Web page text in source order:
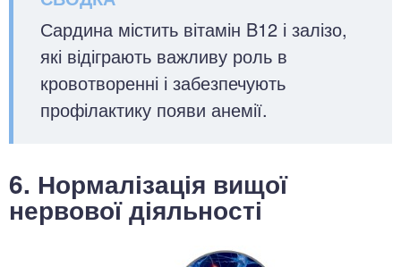
Сардина містить вітамін B12 і залізо,
які відіграють важливу роль в
кровотворенні і забезпечують
профілактику появи анемії.
6. Нормалізація вищої
нервової діяльності